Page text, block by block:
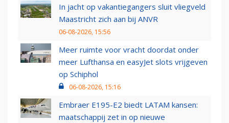
In jacht op vakantiegangers sluit vliegveld
Maastricht zich aan bij ANVR
06-08-2026, 15:56
Meer ruimte voor vracht doordat onder
meer Lufthansa en easyJet slots vrijgeven
op Schiphol
06-08-2026, 15:16
Embraer E195-E2 biedt LATAM kansen:
maatschappij zet in op nieuwe